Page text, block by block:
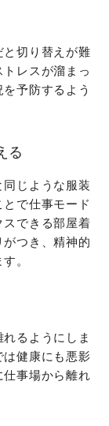
切り替えが難
レスが溜まっ
予防するよう
る
同じような服装
で仕事モード
スできる部屋着
つき、精神的
。
るようにしま
は健康にも悪影
事場から離れ